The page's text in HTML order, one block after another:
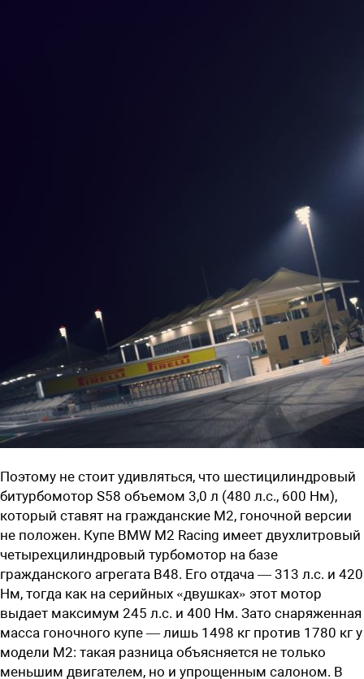
Поэтому не стоит удивляться, что шестицилиндровый
битурбомотор S58 объемом 3,0 л (480 л.с., 600 Нм),
который ставят на гражданские M2, гоночной версии
не положен. Купе BMW M2 Racing имеет двухлитровый
четырехцилиндровый турбомотор на базе
гражданского агрегата B48. Его отдача — 313 л.с. и 420
Нм, тогда как на серийных «двушках» этот мотор
выдает максимум 245 л.с. и 400 Нм. Зато снаряженная
масса гоночного купе — лишь 1498 кг против 1780 кг у
модели M2: такая разница объясняется не только
меньшим двигателем, но и упрощенным салоном. В